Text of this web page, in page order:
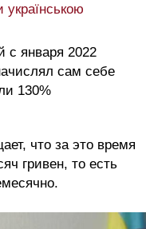
українською
января 2022
сам себе
130%
что за это время
гривен, то есть